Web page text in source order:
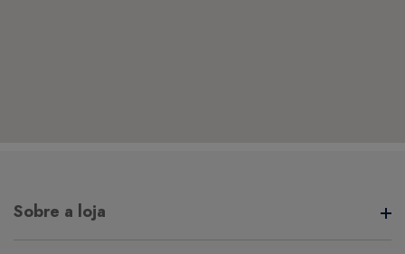
Sobre a loja